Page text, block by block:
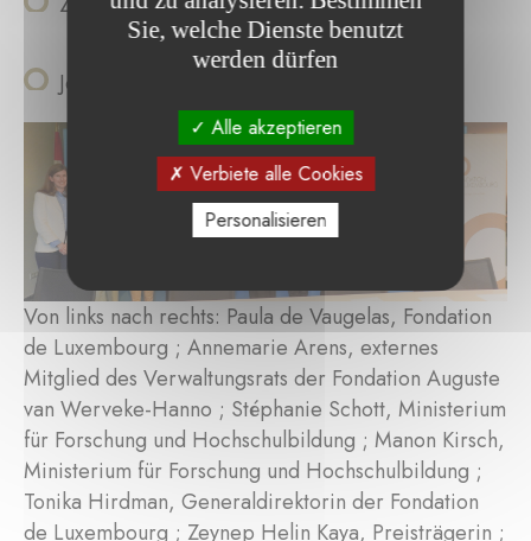
Jean-Philippe Hoffmann, Architektur
Von links nach rechts: Paula de Vaugelas, Fondation
de Luxembourg ; Annemarie Arens, externes
Mitglied des Verwaltungsrats der Fondation Auguste
van Werveke-Hanno ; Stéphanie Schott, Ministerium
für Forschung und Hochschulbildung ; Manon Kirsch,
Ministerium für Forschung und Hochschulbildung ;
Tonika Hirdman, Generaldirektorin der Fondation
de Luxembourg ; Zeynep Helin Kaya, Preisträgerin ;
Sie, welche Dienste benutzt
werden dürfen
Alle akzeptieren
Verbiete alle Cookies
Personalisieren